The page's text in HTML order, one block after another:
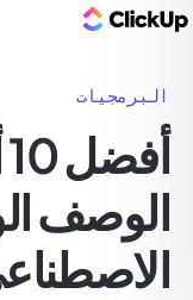
البرمجيات
الوصف
الاصطناعي